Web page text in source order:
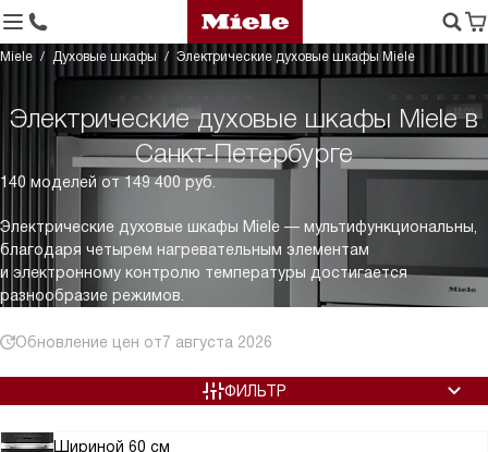
Miele Духовые шкафы Электрические духовые шкафы Miele
Электрические духовые шкафы Miele в
Санкт-Петербурге
140 моделей от 149 400 руб.
Электрические духовые шкафы Miele — мультифункциональны,
благодаря четырем нагревательным элементам
и электронному контролю температуры достигается
разнообразие режимов.
Обновление цен от7 августа 2026
Шириной 60 см
ФИЛЬТР